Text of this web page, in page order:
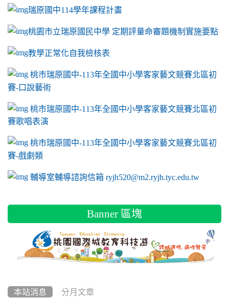
瑞原國中114學年課程計畫
link to https://sites.google.com/a/m2.ryjh.tyc.edu.tw/ryjh011/
桃園市立瑞原國民中學 定期評量命審題機制實施要點
link to https://sites.google.com/a/m2.ryjh.tyc.edu.tw/
教學正常化自我檢核表
link to mailto:ryjh520@m2.ryjh.tyc.edu.tw
link to mailto:ryjh520@m2.ryjh.tyc.edu.tw
ink to mailto:ryjh520@m2.ryjh.tyc.edu.tw
link to mailto:ryjh520@m2.ryjh.tyc.edu.tw
link to mailto:ryjh520@m2.ryjh.tyc.edu.tw
ink to mailto:ryjh520@m2.ryjh.tyc.edu.tw
ink to mailto:ryjh520@m2.ryjh.tyc.edu.tw
link to https://sites.google.com/a/m2.ryjh.tyc.edu.tw/ryjh011/
ink to mailto:ryjh520@m2.ryjh.tyc.edu.tw
link to https://tyc.entry.edu.tw/NoExamImitate_TL/
桃市瑞原國中-113年全國中小學客家藝文競賽北區初
賽-口說藝術
link to https://tyc.entry.edu.tw/NoExamImitate_TL/
桃市瑞原國中-113年全國中小學客家藝文競賽北區初
賽歌唱表演
link to https://tyc.entry.edu.tw/NoExamImitate_TL/
桃市瑞原國中-113年全國中小學客家藝文競賽北區初
賽-戲劇類
link to https://tyc.entry.edu.tw/NoExamImitate_TL/
輔導室輔導諮詢信箱 ryjh520@m2.ryjh.tyc.edu.tw
Banner 區塊
本站消息 分月文章